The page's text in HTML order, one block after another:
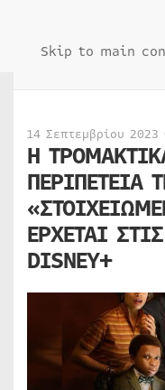
Skip to main
14 Σεπτεμβρίου 2023
Η
ΠΕΡΙΠΕΤΕΙΑ
ΕΡΧΕΤΑΙ
DISNEY+